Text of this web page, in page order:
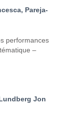
Pareja-
performances
–
Jon